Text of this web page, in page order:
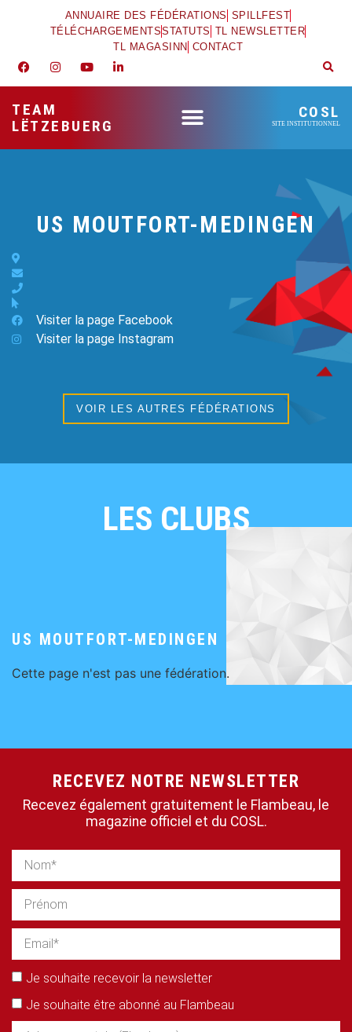
ANNUAIRE DES FÉDÉRATIONS SPILLFEST
TÉLÉCHARGEMENTSSTATUTS TL NEWSLETTER
TL MAGASINN CONTACT
TEAM
LËTZEBUERG
COSL
SITE INSTITUTIONNEL
US MOUTFORT-MEDINGEN
Visiter la page Facebook
Visiter la page Instagram
VOIR LES AUTRES FÉDÉRATIONS
LES CLUBS
US MOUTFORT-MEDINGEN
Cette page n'est pas une fédération.
RECEVEZ NOTRE NEWSLETTER
Recevez également gratuitement le Flambeau, le
magazine officiel et du COSL.
Je souhaite recevoir la newsletter
Je souhaite être abonné au Flambeau